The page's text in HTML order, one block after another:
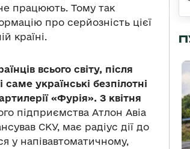
працюють. Тому так
про серйозність цієї
країні.
всього світу, після
українські безпілотні
«Фурія». З квітня
підприємства Атлон Авіа
СКУ, має радіус дії до
у напівавтоматичному,